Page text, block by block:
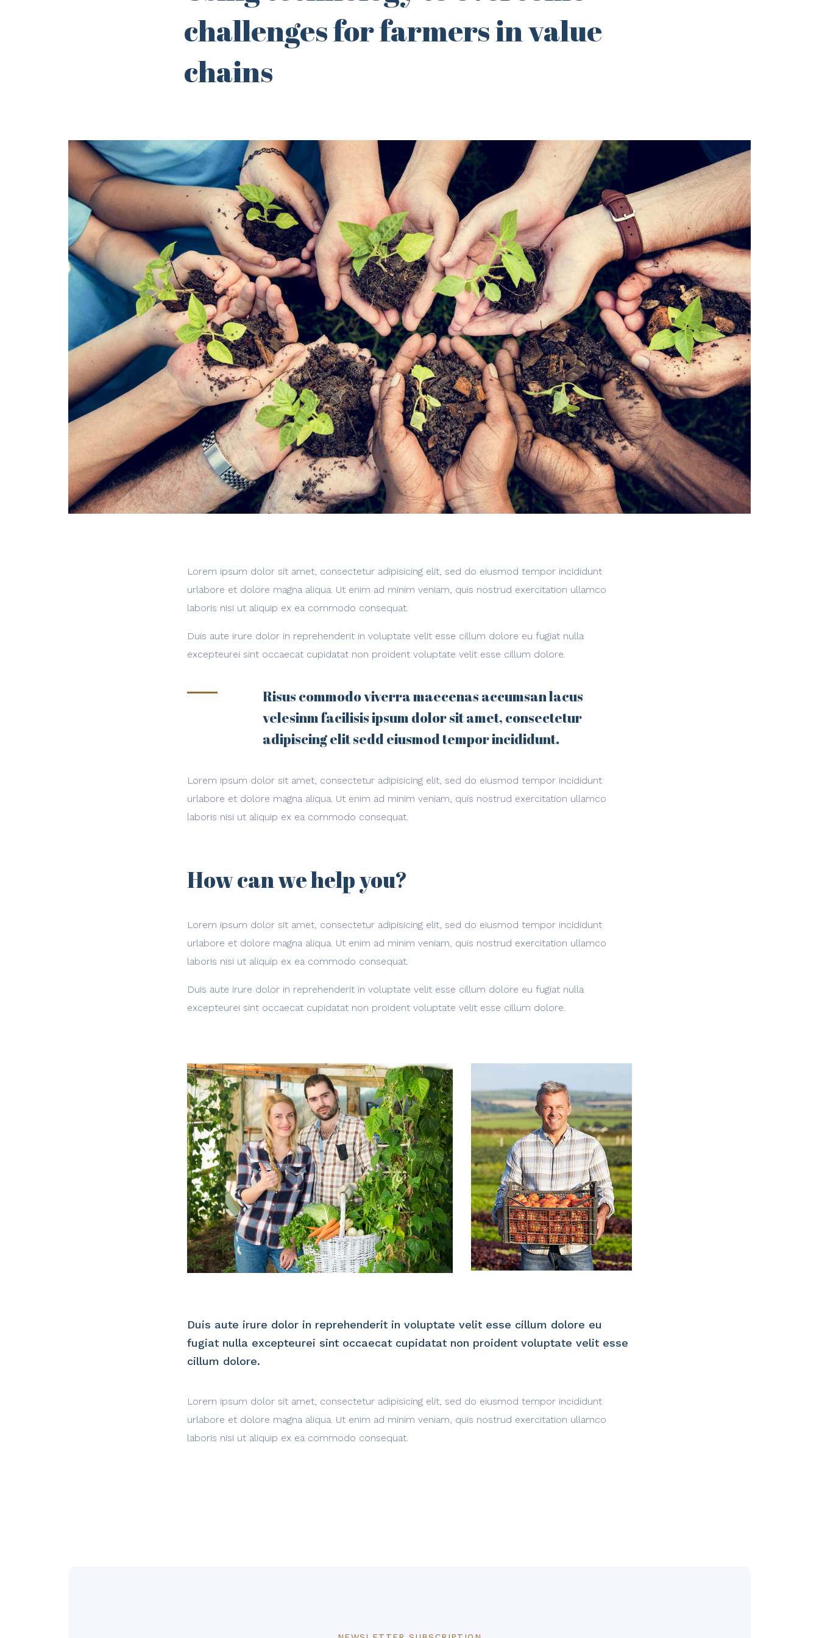
challenges for farmers in value
chains
Lorem ipsum dolor sit amet, consectetur adipisicing elit, sed do eiusmod tempor incididunt
urlabore et dolore magna aliqua. Ut enim ad minim veniam, quis nostrud exercitation ullamco
laboris nisi ut aliquip ex ea commodo consequat.
Duis aute irure dolor in reprehenderit in voluptate velit esse cillum dolore eu fugiat nulla
excepteurei sint occaecat cupidatat non proident voluptate velit esse cillum dolore.
Risus commodo viverra maecenas accumsan lacus
velesinm facilisis ipsum dolor sit amet, consectetur
adipiscing elit sedd eiusmod tempor incididunt.
Lorem ipsum dolor sit amet, consectetur adipisicing elit, sed do eiusmod tempor incididunt
urlabore et dolore magna aliqua. Ut enim ad minim veniam, quis nostrud exercitation ullamco
laboris nisi ut aliquip ex ea commodo consequat.
How can we help you?
Lorem ipsum dolor sit amet, consectetur adipisicing elit, sed do eiusmod tempor incididunt
urlabore et dolore magna aliqua. Ut enim ad minim veniam, quis nostrud exercitation ullamco
laboris nisi ut aliquip ex ea commodo consequat.
Duis aute irure dolor in reprehenderit in voluptate velit esse cillum dolore eu fugiat nulla
excepteurei sint occaecat cupidatat non proident voluptate velit esse cillum dolore.
Duis aute irure dolor in reprehenderit in voluptate velit esse cillum dolore eu
fugiat nulla excepteurei sint occaecat cupidatat non proident voluptate velit esse
cillum dolore.
Lorem ipsum dolor sit amet, consectetur adipisicing elit, sed do eiusmod tempor incididunt
urlabore et dolore magna aliqua. Ut enim ad minim veniam, quis nostrud exercitation ullamco
laboris nisi ut aliquip ex ea commodo consequat.